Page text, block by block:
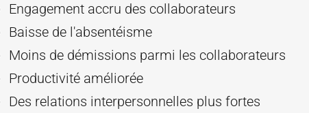
Engagement accru des collaborateurs
Baisse de l'absentéisme
Moins de démissions parmi les collaborateurs
Productivité améliorée
Des relations interpersonnelles plus fortes